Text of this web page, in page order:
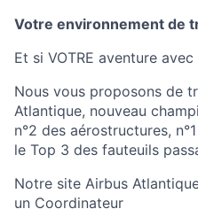
Votre environnement de
Et si VOTRE aventure
Nous vous proposons de
Atlantique, nouveau
n°2 des aérostructures,
le Top 3 des fauteuils
Notre site Airbus
un Coordinateur